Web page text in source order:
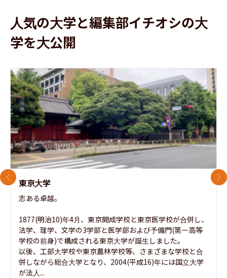
人気の大学と編集部イチオシの大
学を大公開
東京大学
志ある卓越。
1877(明治10)年4月、東京開成学校と東京医学校が合併し、
法学、理学、文学の3学部と医学部および予備門(第一高等
学校の前身)で構成される東京大学が誕生しました。
以後、工部大学校や東京農林学校等、さまざまな学校と合
併しながら総合大学となり、2004(平成16)年には国立大学
が法人...
前のスライド 次